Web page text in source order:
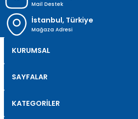
Mail Destek
İstanbul, Türkiye
Mağaza Adresi
KURUMSAL
SAYFALAR
KATEGORİLER